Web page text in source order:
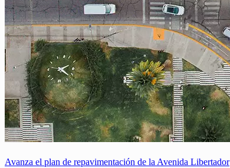
Avanza el plan de repavimentación de la Avenida Libertador